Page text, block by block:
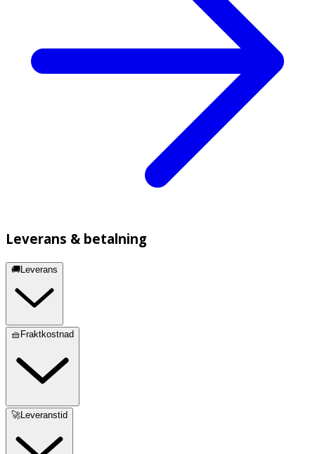
Leverans & betalning
🚚Leverans
🧺Fraktkostnad
🚀Leveranstid